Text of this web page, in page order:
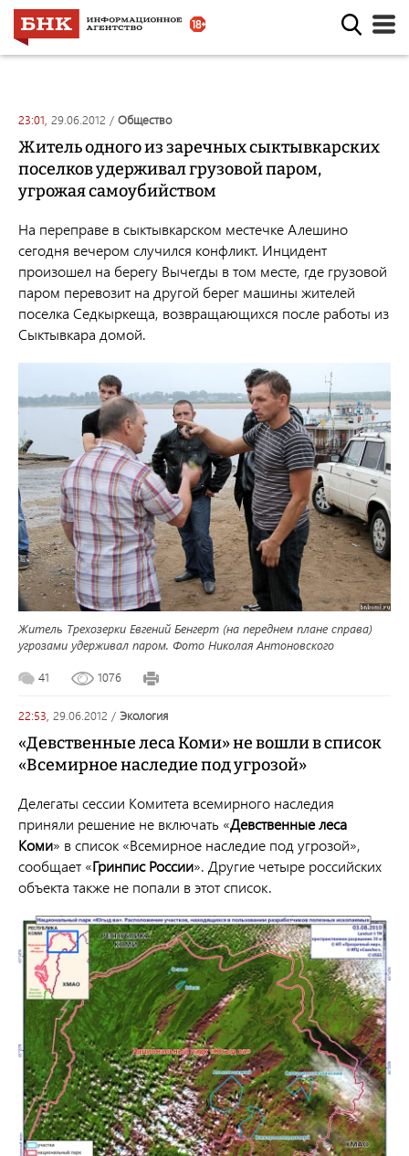
23:01, 29.06.2012 / общество
Житель одного из заречных сыктывкарских
поселков удерживал грузовой паром,
угрожая самоубийством
На переправе в сыктывкарском местечке Алешино
сегодня вечером случился конфликт. Инцидент
произошел на берегу Вычегды в том месте, где грузовой
паром перевозит на другой берег машины жителей
поселка Седкыркеща, возвращающихся после работы из
Сыктывкара домой.
Житель Трехозерки Евгений Бенгерт (на переднем плане справа)
угрозами удерживал паром. Фото Николая Антоновского
41 1076
22:53, 29.06.2012 / экология
«Девственные леса Коми» не вошли в список
«Всемирное наследие под угрозой»
Делегаты сессии Комитета всемирного наследия
приняли решение не включать «Девственные леса
Коми» в список «Всемирное наследие под угрозой»,
сообщает «Гринпис России». Другие четыре российских
объекта также не попали в этот список.